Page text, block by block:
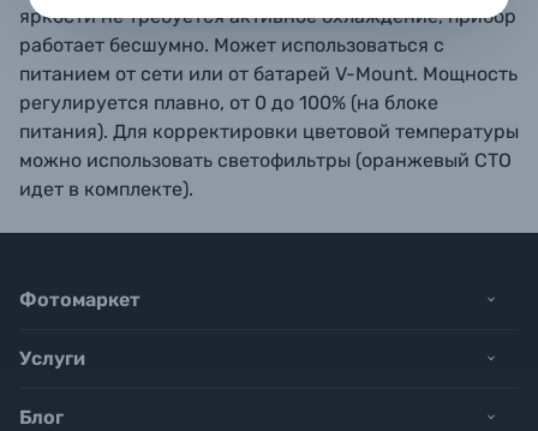
яркости не требуется активное охлаждение, прибор
работает бесшумно. Может использоваться с
питанием от сети или от батарей V-Mount. Мощность
регулируется плавно, от 0 до 100% (на блоке
питания). Для корректировки цветовой температуры
можно использовать светофильтры (оранжевый CTO
идет в комплекте).
Фотомаркет
Услуги
Блог